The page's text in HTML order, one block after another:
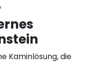
Kaminlösung, die